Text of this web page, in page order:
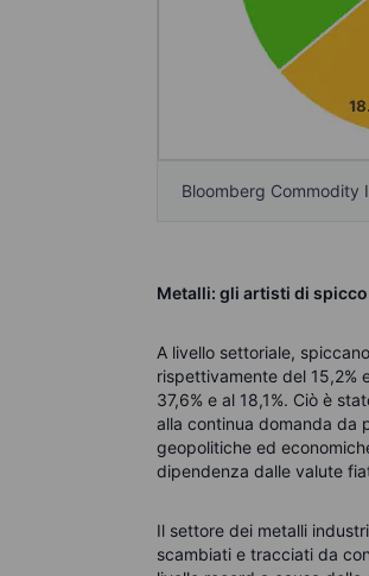
Bloomberg Commodity
Metalli: gli artisti di spicco
A livello settoriale,
rispettivamente del 15,2%
37,6% e al 18,1%. Ciò è
alla continua domanda da
geopolitiche ed
dipendenza dalle valute
Il settore dei metalli
scambiati e tracciati da